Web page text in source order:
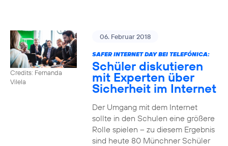
Credits: Fernanda
Vilela
06. Februar 2018
SAFER INTERNET DAY BEI TELEFÓNICA:
Schüler diskutieren
mit Experten über
Sicherheit im Internet
Der Umgang mit dem Internet
sollte in den Schulen eine größere
Rolle spielen – zu diesem Ergebnis
sind heute 80 Münchner Schüler